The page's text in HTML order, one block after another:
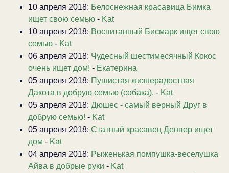
10 апреля 2018: Белоснежная красавица Бимка
ищет свою семью - Kat
10 апреля 2018: Воспитанный Бисмарк ищет свою
семью - Kat
06 апреля 2018: Чудесный шестимесячный Кокос
очень ищет дом! - Екатерина
05 апреля 2018: Пушистая жизнерадостная
Дакота в добрую семью (собака). - Kat
05 апреля 2018: Дюшес - самый верный Друг в
добрую семью! - Kat
05 апреля 2018: Статный красавец Денвер ищет
дом - Kat
04 апреля 2018: Рыженькая помпушка-веселушка
Айва в добрые руки - Kat